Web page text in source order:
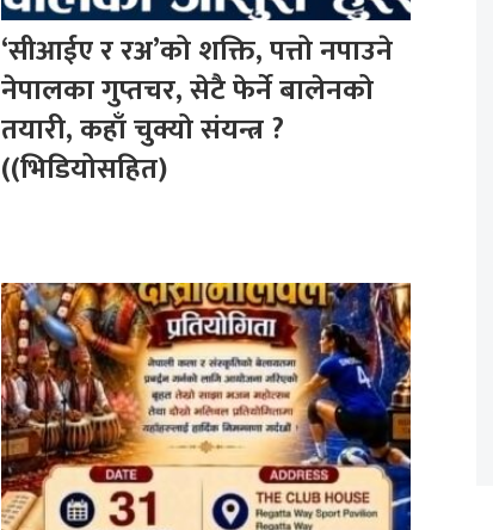
‘सीआईए र रअ’को शक्ति, पत्तो नपाउने
नेपालका गुप्तचर, सेटै फेर्ने बालेनको
तयारी, कहाँ चुक्यो संयन्त्र ?
((भिडियोसहित)